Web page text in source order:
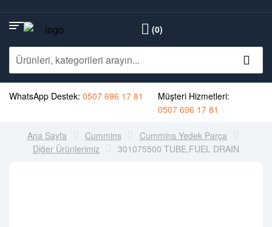
(0)
WhatsApp Destek: 0507 696 17 81
Müşteri Hizmetleri:
0507 696 17 81
Ana Sayfa Cummins
Cummins Yedek Parça
Diğer Ürünlerimiz
301075500 TUBE,FUEL DRAIN